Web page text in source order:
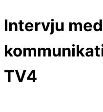
Intervju
TV4